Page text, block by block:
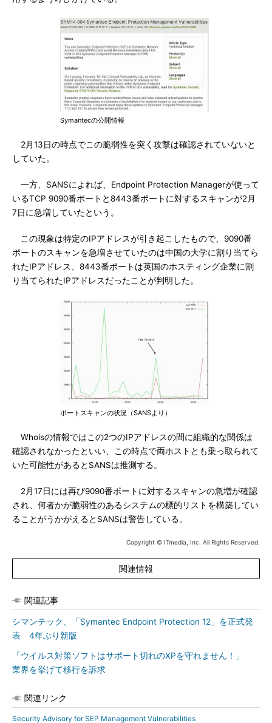
Symantecの公開情報
2月13日の時点でこの脆弱性を突く攻撃は確認されていないと
していた。
一方、SANSによれば、Endpoint Protection Managerが使って
いるTCP 9090番ポートと8443番ポートに対するスキャンが2月
7日に急増していたという。
この現象は特定のIPアドレスが引き起こしたもので、9090番
ポートのスキャンを急増させていたのは中国の大学に割り当てら
れたIPアドレス、8443番ポートは英国のホスティング企業に割
り当てられたIPアドレスだったことが判明した。
ポートスキャンの状況（SANSより）
Whoisの情報ではこの2つのIPアドレスの間に組織的な関係は
確認されなかったといい、この時点で両ホストとも乗っ取られて
いた可能性があるとSANSは推測する。
2月17日には再び9090番ポートに対するスキャンの急増が確認
され、何者かが脆弱性のあるシステムの標的リストを構築してい
ることがうかがえるとSANSは警告している。
Copyright © ITmedia, Inc. All Rights Reserved.
関連情報
関連記事
シマンテック、「Symantec Endpoint Protection 12」を正式発
表 4年ぶり新版
「ウイルス対策ソフトはサポート切れのXPを守れません！」
業界を挙げて移行を訴求
関連リンク
Security Advisory for SEP Management Vulnerabilities